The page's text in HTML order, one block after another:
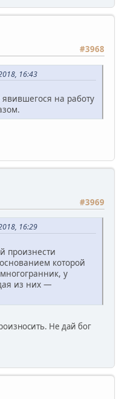
#3968
16:43
на работу
#3969
16:29
произнести
которой
у
из них —
Не дай бог